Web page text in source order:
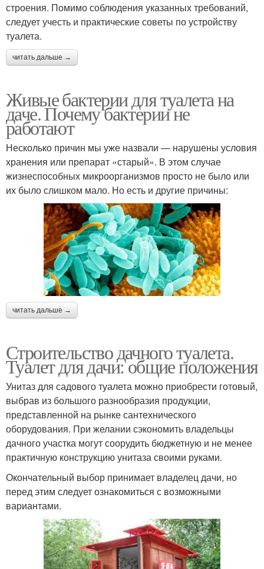
строения. Помимо соблюдения указанных требований,
следует учесть и практические советы по устройству
туалета.
читать дальше →
Живые бактерии для туалета на
даче. Почему бактерии не
работают
Несколько причин мы уже назвали — нарушены условия
хранения или препарат «старый». В этом случае
жизнеспособных микроорганизмов просто не было или
их было слишком мало. Но есть и другие причины:
читать дальше →
Строительство дачного туалета.
Туалет для дачи: общие положения
Унитаз для садового туалета можно приобрести готовый,
выбрав из большого разнообразия продукции,
представленной на рынке сантехнического
оборудования. При желании сэкономить владельцы
дачного участка могут соорудить бюджетную и не менее
практичную конструкцию унитаза своими руками.
Окончательный выбор принимает владелец дачи, но
перед этим следует ознакомиться с возможными
вариантами.